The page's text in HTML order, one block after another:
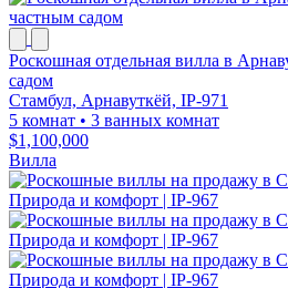
Роскошная отдельная вилла в
садом
Стамбул, Арнавуткёй, IP-971
5 комнат • 3 ванных комнат
$1,100,000
Вилла